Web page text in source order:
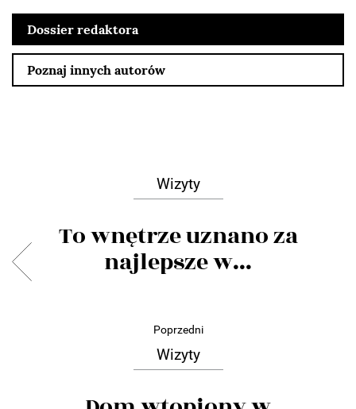
Dossier redaktora
Poznaj innych autorów
Wizyty
To wnętrze uznano za
najlepsze w...
Poprzedni
Wizyty